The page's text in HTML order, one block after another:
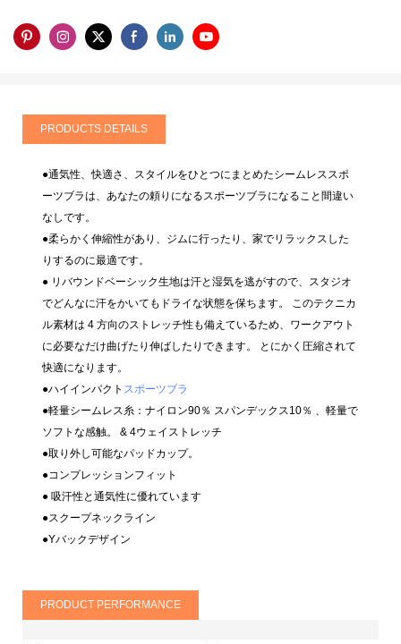
PRODUCTS DETAILS
●通気性、快適さ、スタイルをひとつにまとめたシームレススポ
ーツブラは、あなたの頼りになるスポーツブラになること間違い
なしです。
●柔らかく伸縮性があり、ジムに行ったり、家でリラックスした
りするのに最適です。
● リバウンドベーシック生地は汗と湿気を逃がすので、スタジオ
でどんなに汗をかいてもドライな状態を保ちます。 このテクニカ
ル素材は 4 方向のストレッチ性も備えているため、ワークアウト
に必要なだけ曲げたり伸ばしたりできます。 とにかく圧縮されて
快適になります。
●ハイインパクト スポーツブラ
●軽量シームレス糸：ナイロン90％ スパンデックス10％ 、軽量で
ソフトな感触。 & 4ウェイストレッチ
●取り外し可能なパッドカップ。
●コンプレッションフィット
●吸汗性と通気性に優れています
●スクープネックライン
●Yバックデザイン
PRODUCT PERFORMANCE